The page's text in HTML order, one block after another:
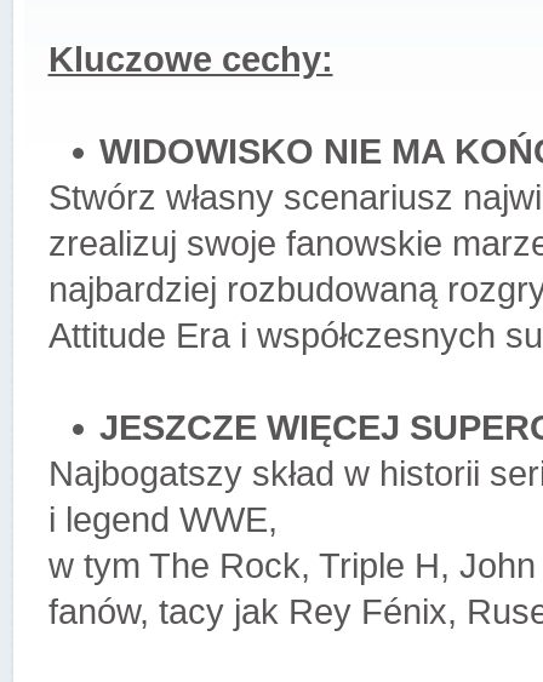
Kluczowe cechy:
WIDOWISKO NIE MA
Stwórz własny scenariusz
zrealizuj swoje fanowskie
najbardziej rozbudowaną
Attitude Era i współczesnych
JESZCZE WIĘCEJ
Najbogatszy skład w historii
i legend WWE,
w tym The Rock, Triple H,
fanów, tacy jak Rey Fénix,